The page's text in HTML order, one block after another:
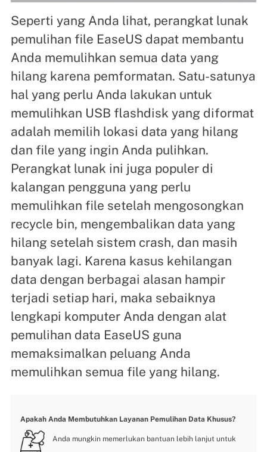
Seperti yang Anda lihat, perangkat lunak
pemulihan file EaseUS dapat membantu
Anda memulihkan semua data yang
hilang karena pemformatan. Satu-satunya
hal yang perlu Anda lakukan untuk
memulihkan USB flashdisk yang diformat
adalah memilih lokasi data yang hilang
dan file yang ingin Anda pulihkan.
Perangkat lunak ini juga populer di
kalangan pengguna yang perlu
memulihkan file setelah mengosongkan
recycle bin, mengembalikan data yang
hilang setelah sistem crash, dan masih
banyak lagi. Karena kasus kehilangan
data dengan berbagai alasan hampir
terjadi setiap hari, maka sebaiknya
lengkapi komputer Anda dengan alat
pemulihan data EaseUS guna
memaksimalkan peluang Anda
memulihkan semua file yang hilang.
Apakah Anda Membutuhkan Layanan Pemulihan Data Khusus?
Anda mungkin memerlukan bantuan lebih lanjut untuk